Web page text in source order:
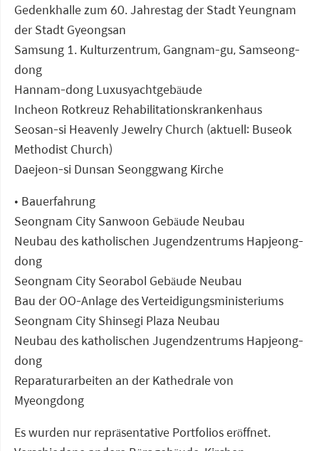
Gedenkhalle zum 60. Jahrestag der Stadt Yeungnam
der Stadt Gyeongsan
Samsung 1. Kulturzentrum, Gangnam-gu, Samseong-
dong
Hannam-dong Luxusyachtgebäude
Incheon Rotkreuz Rehabilitationskrankenhaus
Seosan-si Heavenly Jewelry Church (aktuell: Buseok
Methodist Church)
Daejeon-si Dunsan Seonggwang Kirche
• Bauerfahrung
Seongnam City Sanwoon Gebäude Neubau
Neubau des katholischen Jugendzentrums Hapjeong-
dong
Seongnam City Seorabol Gebäude Neubau
Bau der OO-Anlage des Verteidigungsministeriums
Seongnam City Shinsegi Plaza Neubau
Neubau des katholischen Jugendzentrums Hapjeong-
dong
Reparaturarbeiten an der Kathedrale von
Myeongdong
Es wurden nur repräsentative Portfolios eröffnet.